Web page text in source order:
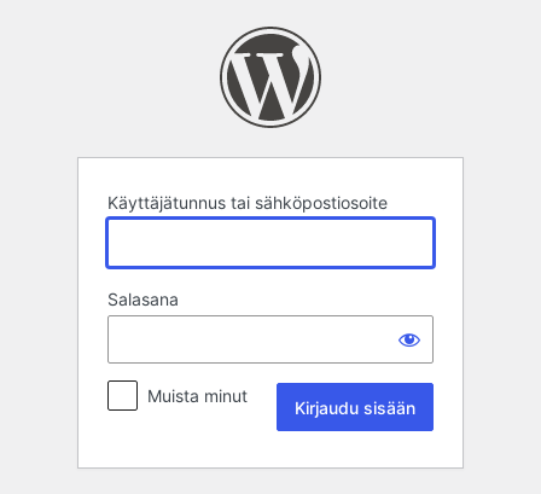
Käyttäjätunnus tai sähköpostiosoite
Salasana
Muista minut